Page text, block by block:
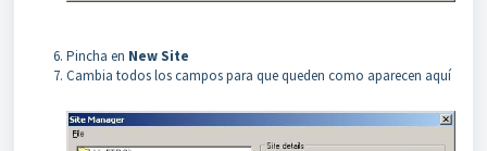
Pincha en New Site
Cambia todos los campos para que queden como aparecen aquí